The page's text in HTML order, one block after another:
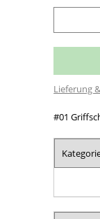
Lieferung
#01